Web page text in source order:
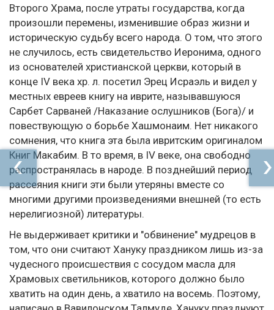
Второго Храма, после утраты государства, когда
произошли перемены, изменившие образ жизни и
историческую судьбу всего народа. О том, что этого
не случилось, есть свидетельство Иеронима, одного
из основателей христианской церкви, который в
конце IV века хр. л. посетил Эрец Исраэль и видел у
местных евреев книгу на иврите, называвшуюся
Сарбет Сарваней /Наказание ослушников (Бога)/ и
повествующую о борьбе Хашмонаим. Нет никакого
сомнения, что книга эта была ивритским оригиналом
Книг Макабим. В то время, в IV веке, она свободно
распространялась в народе. В позднейший период
рассеяния книги эти были утеряны вместе со
многими другими произведениями внешней (то есть
нерелигиозной) литературы.
Не выдерживает критики и "обвинение" мудрецов в
том, что они считают Хануку праздником лишь из-за
чудесного происшествия с сосудом масла для
Храмовых светильников, которого должно было
хватить на один день, а хватило на восемь. Поэтому,